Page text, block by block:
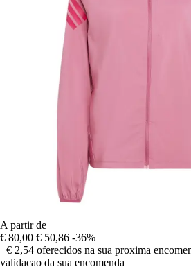
A partir de
€ 80,00 € 50,86 -36%
+€ 2,54 oferecidos na sua proxima
validacao da sua encomenda